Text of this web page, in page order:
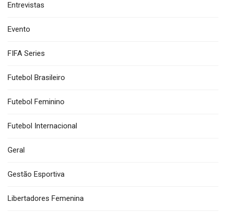
Entrevistas
Evento
FIFA Series
Futebol Brasileiro
Futebol Feminino
Futebol Internacional
Geral
Gestão Esportiva
Libertadores Femenina